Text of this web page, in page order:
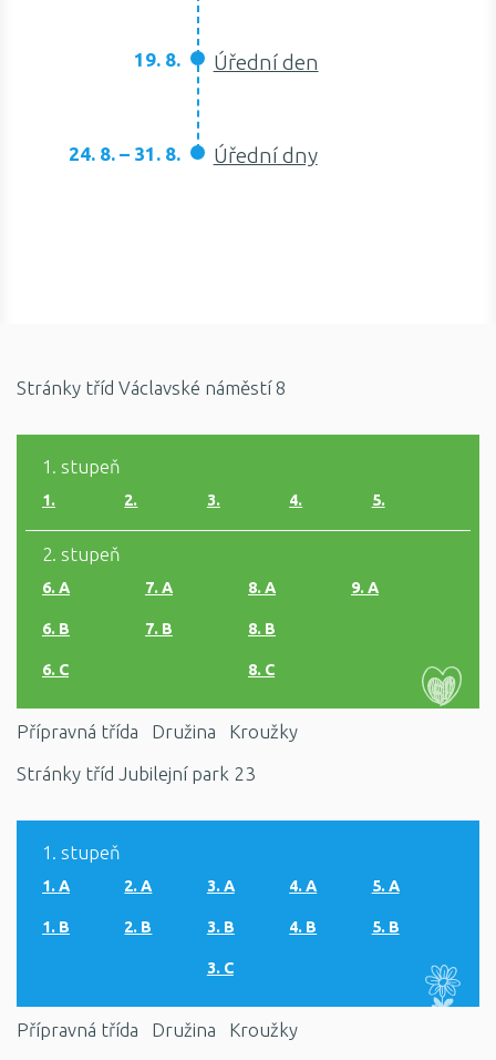
19. 8. Úřední den
24. 8. – 31. 8. Úřední dny
Stránky tříd Václavské náměstí 8
1. stupeň
1. 2. 3. 4. 5.
2. stupeň
6. A
6. B
6. C
7. A
7. B
8. A
8. B
8. C
9. A
Přípravná třída Družina
Kroužky
Stránky tříd Jubilejní park 23
1. stupeň
1. A
1. B
2. A
2. B
3. A
3. B
3. C
4. A
4. B
5. A
5. B
Přípravná třída Družina
Kroužky